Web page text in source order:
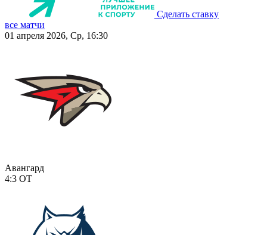
Сделать ставку
все матчи
01 апреля 2026, Ср, 16:30
Авангард
4:3 ОТ